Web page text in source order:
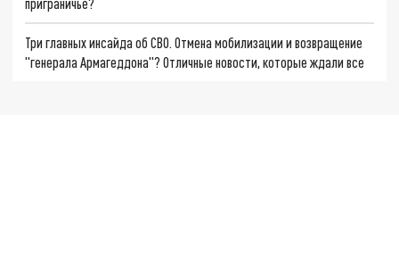
приграничье?
Три главных инсайда об СВО. Отмена мобилизации и возвращение
"генерала Армагеддона"? Отличные новости, которые ждали все